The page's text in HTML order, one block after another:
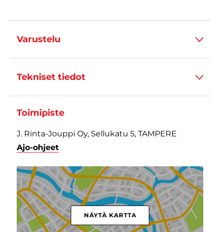
Varustelu
Tekniset tiedot
Toimipiste
J. Rinta-Jouppi Oy, Sellukatu 5, TAMPERE
Ajo-ohjeet
NÄYTÄ KARTTA